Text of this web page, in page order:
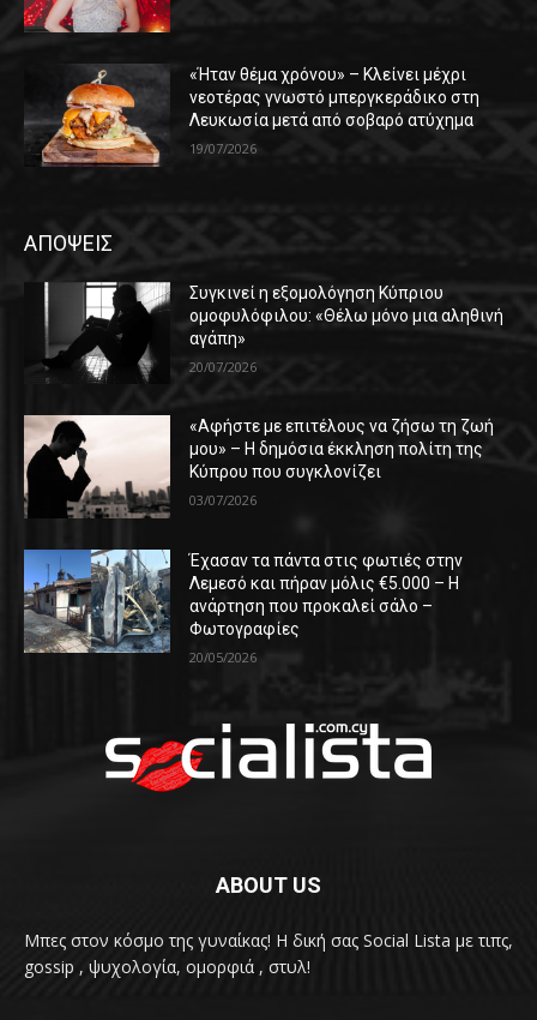
«Ήταν θέμα χρόνου» – Κλείνει μέχρι
νεοτέρας γνωστό μπεργκεράδικο στη
Λευκωσία μετά από σοβαρό ατύχημα
19/07/2026
ΑΠΟΨΕΙΣ
Συγκινεί η εξομολόγηση Κύπριου
ομοφυλόφιλου: «Θέλω μόνο μια αληθινή
αγάπη»
20/07/2026
«Αφήστε με επιτέλους να ζήσω τη ζωή
μου» – Η δημόσια έκκληση πολίτη της
Κύπρου που συγκλονίζει
03/07/2026
Έχασαν τα πάντα στις φωτιές στην
Λεμεσό και πήραν μόλις €5.000 – Η
ανάρτηση που προκαλεί σάλο –
Φωτογραφίες
20/05/2026
ABOUT US
Μπες στον κόσμο της γυναίκας! H δική σας Social Lista με τιπς,
gossip , ψυχολογία, ομορφιά , στυλ!